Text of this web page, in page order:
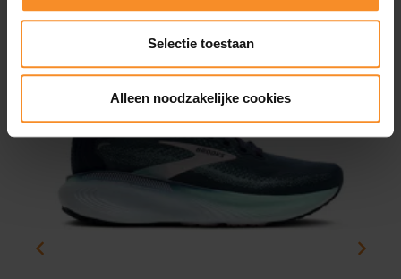
Selectie toestaan
Alleen noodzakelijke cookies